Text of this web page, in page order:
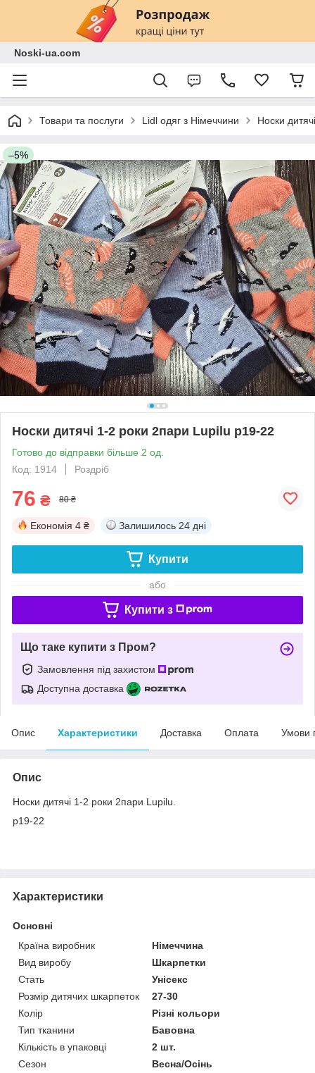
Noski-ua.com
Товари та послуги Lidl одяг з Німеччини Носки
–5%
Носки дитячі 1-2 роки 2пари Lupilu р19-22
Готово до відправки більше 2 од.
Код: 1914
Роздріб
76 ₴ 80 ₴
Економія 4 ₴ Залишилось 24 дні
Купити
або
Купити з
Що таке купити з Пром?
Замовлення під захистом
Доступна доставка
Опис Характеристики Доставка Оплата Умови
Опис
Носки дитячі 1-2 роки 2пари Lupilu.
р19-22
Характеристики
Основні
Країна виробник
Німеччина
Вид виробу
Шкарпетки
Стать
Унісекс
Розмір дитячих шкарпеток
27-30
Колір
Різні кольори
Тип тканини
Бавовна
Кількість в упаковці
2 шт.
Сезон
Весна/Осінь